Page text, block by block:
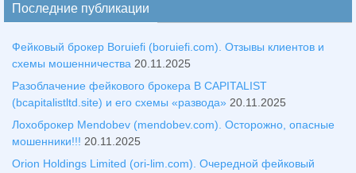
Последние публикации
Фейковый брокер Boruiefi (boruiefi.com). Отзывы клиентов и
схемы мошенничества 20.11.2025
Разоблачение фейкового брокера B CAPITALIST
(bcapitalistltd.site) и его схемы «развода» 20.11.2025
Лохоброкер Mendobev (mendobev.com). Осторожно, опасные
мошенники!!! 20.11.2025
Orion Holdings Limited (ori-lim.com). Очередной фейковый